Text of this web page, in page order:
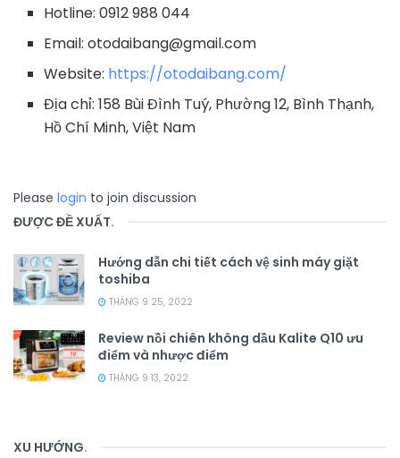
Hotline: 0912 988 044
Email:otodaibang@gmail.com
Website: https://otodaibang.com/
Địa chỉ: 158 Bùi Đình Tuý, Phường 12, Bình Thạnh,
Hồ Chí Minh, Việt Nam
Please login to join discussion
ĐƯỢC ĐỀ XUẤT.
Hướng dẫn chi tiết cách vệ sinh máy giặt
toshiba
THÁNG 9 25, 2022
Review nồi chiên không dầu Kalite Q10 ưu
điểm và nhược điểm
THÁNG 9 13, 2022
XU HƯỚNG.